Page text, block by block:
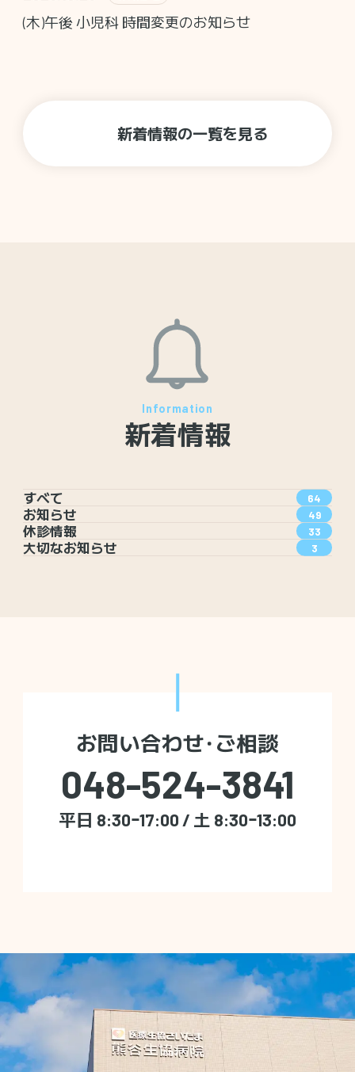
(木)午後 小児科 時間変更のお知らせ
新着情報の一覧を見る
新着情報
すべて 64
お知らせ 49
休診情報 33
大切なお知らせ 3
お問い合わせ・ご相談
048-524-3841
平日 8:30ｰ17:00 / 土 8:30ｰ13:00